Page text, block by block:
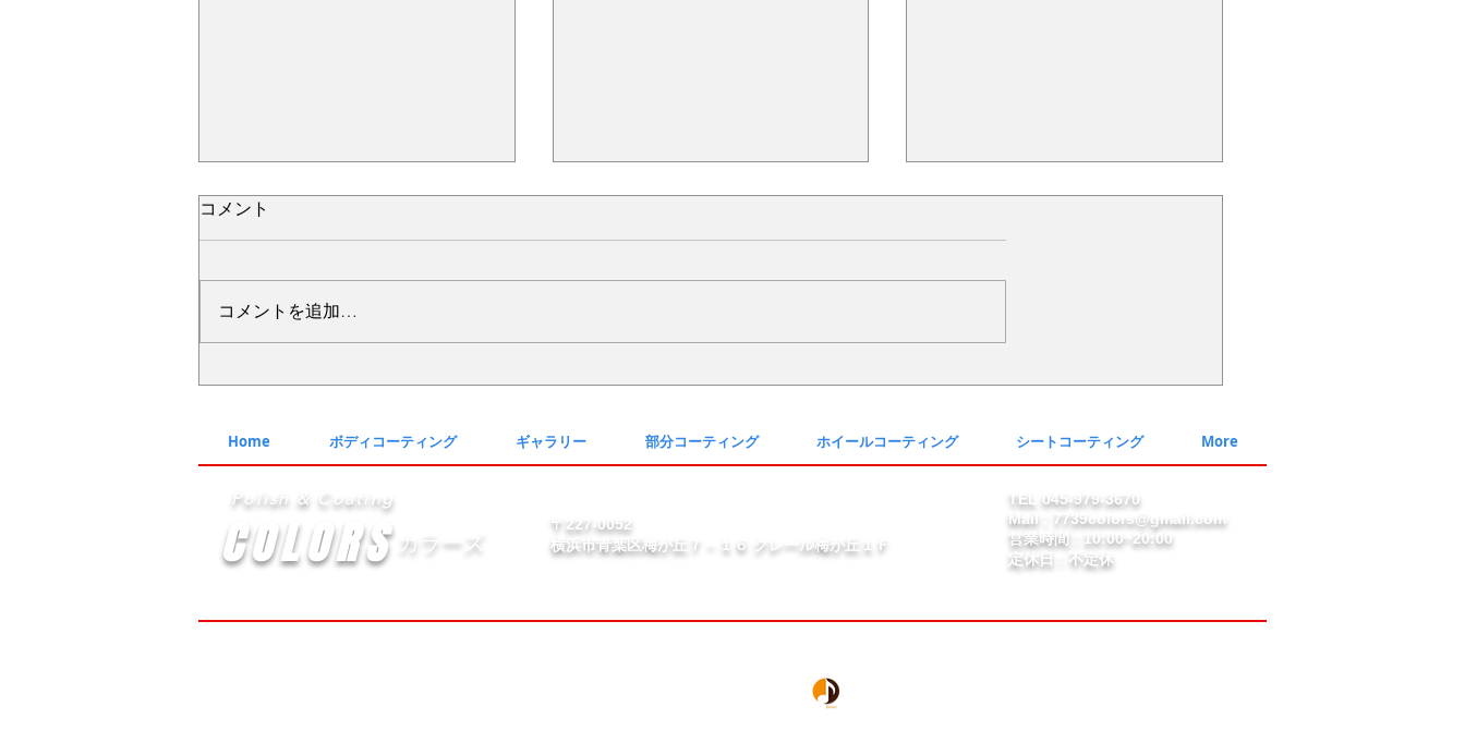
コメント
コメントを追加…
Home ボディコーティング ギャラリー 部分コーティング ホイールコーティング シートコーティング More
Polish & Coating
カラーズ
COLORS
〒227-0052
横浜市青葉区梅が丘７－１６ クレール梅が丘１Ｆ
TEL 045-979-3670
Mail :
7739colors@gmail.com
営業時間 : 10:00~20:00
定休日 : 不定休